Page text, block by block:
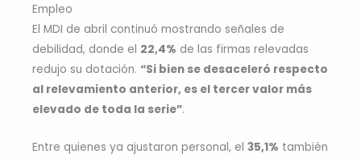
Empleo
El MDI de abril continuó mostrando señales de
debilidad, donde el 22,4% de las firmas relevadas
redujo su dotación. “Si bien se desaceleró respecto
al relevamiento anterior, es el tercer valor más
elevado de toda la serie”.
Entre quienes ya ajustaron personal, el 35,1% también